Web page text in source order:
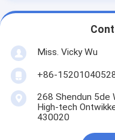
Miss. Vicky Wu
+86-
268 Shendun 5de
High-tech
430020